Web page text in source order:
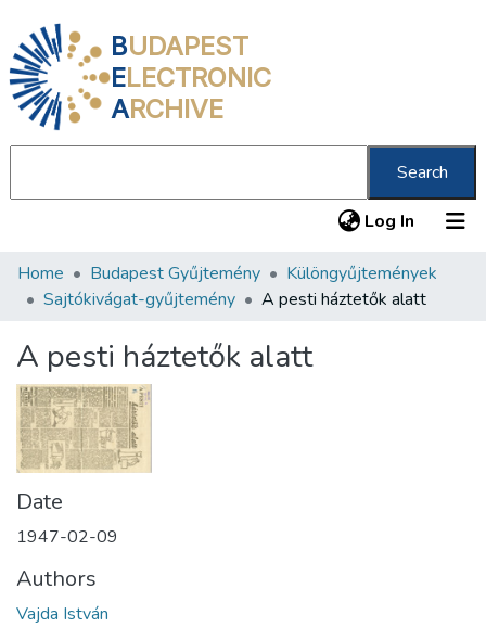
BUDAPEST
ELECTRONIC
ARCHIVE
Search
Log In (current)
Communities & Collections
Statistics
About us
Home Budapest Gyűjtemény
Különgyűjtemények
Sajtókivágat-gyűjtemény
A pesti háztetők alatt
A pesti háztetők alatt
Date
1947-02-09
Authors
Vajda István